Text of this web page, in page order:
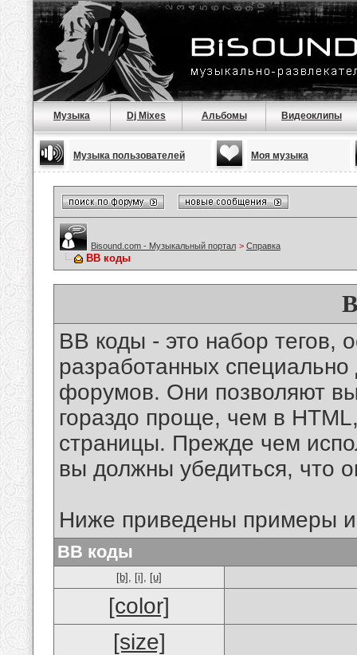
Музыка Dj Mixes Альбомы Видеоклипы
Музыка пользователей Моя музыка
Bisound.com - Музыкальный портал > Справка
BB коды
BB коды - это набор тегов,
разработанных
форумов. Они позволяют
гораздо проще, чем в
страницы. Прежде чем
вы должны убедиться, что
Ниже приведены примеры
BB коды
[b] , [i] , [u]
[color]
[size]